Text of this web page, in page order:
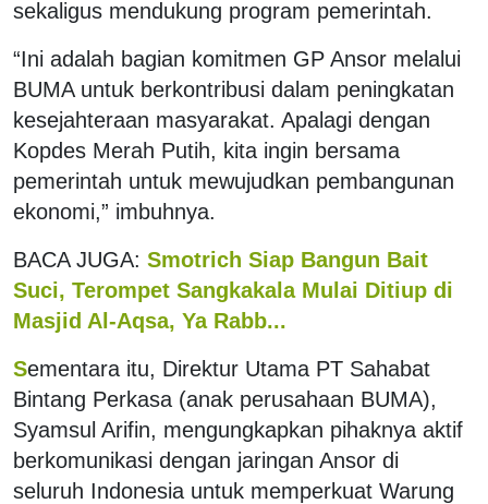
sekaligus mendukung program pemerintah.
“Ini adalah bagian komitmen GP Ansor melalui
BUMA untuk berkontribusi dalam peningkatan
kesejahteraan masyarakat. Apalagi dengan
Kopdes Merah Putih, kita ingin bersama
pemerintah untuk mewujudkan pembangunan
ekonomi,” imbuhnya.
BACA JUGA: Smotrich Siap Bangun Bait
Suci, Terompet Sangkakala Mulai Ditiup di
Masjid Al-Aqsa, Ya Rabb...
Sementara itu, Direktur Utama PT Sahabat
Bintang Perkasa (anak perusahaan BUMA),
Syamsul Arifin, mengungkapkan pihaknya aktif
berkomunikasi dengan jaringan Ansor di
seluruh Indonesia untuk memperkuat Warung